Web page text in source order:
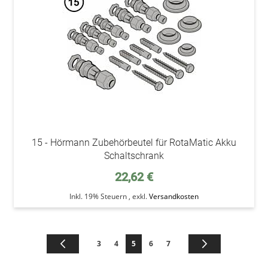
15 - Hörmann Zubehörbeutel für RotaMatic Akku
Schaltschrank
22,62 €
Inkl. 19% Steuern , exkl.Versandkosten
Seite ZurückSeite
3 Seite
4 Sie lesen gerade die Seite
5 Seite
6 Seite
7